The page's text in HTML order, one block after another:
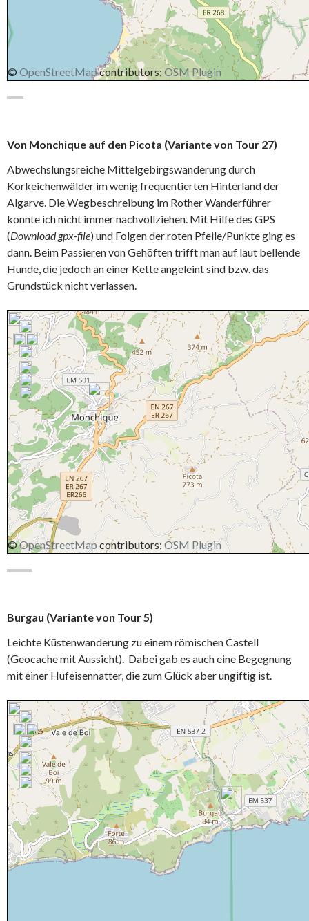
© OpenStreetMapcontributors; OSM Plugin
Von Monchique auf den Picota (Variante von Tour 27)
Abwechslungsreiche Mittelgebirgswanderung durch
Korkeichenwälder im wenig frequentierten Hinterland der
Algarve. Die Wegbeschreibung im Rother Wanderführer
konnte ich nicht immer nachvollziehen. Mit Hilfe des GPS
(Download gpx-file) und Folgen der roten Pfeile/Punkte ging es
dann. Beim Passieren von Gehöften trifft man auf laut bellende
Hunde, die jedoch an einer Kette angeleint sind bzw. das
Grundstück nicht verlassen.
©OpenStreetMap contributors; OSM Plugin
Burgau (Variante von Tour 5)
Leichte Küstenwanderung zu einem römischen Castell
(Geocache mit Aussicht). Dabei gab es auch eine Begegnung
mit einer Hufeisennatter, die zum Glück aber ungiftig ist.